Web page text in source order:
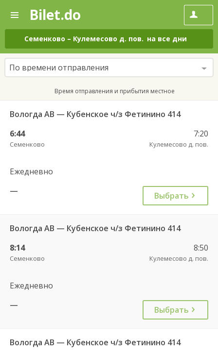
—
Поиск
и
покупка
билетов
на
автобус
онлайн
Bilet.do
Семенково – Кулемесово д. пов. на все дни
По времени отправления
Время отправления и прибытия местное
Вологда АВ — Кубенское ч/з Фетинино 414
6:44
Семенково
7:20
Кулемесово д. пов.
Ежедневно
—
Выбрать
Вологда АВ — Кубенское ч/з Фетинино 414
8:14
Семенково
8:50
Кулемесово д. пов.
Ежедневно
—
Выбрать
Вологда АВ — Кубенское ч/з Фетинино 414